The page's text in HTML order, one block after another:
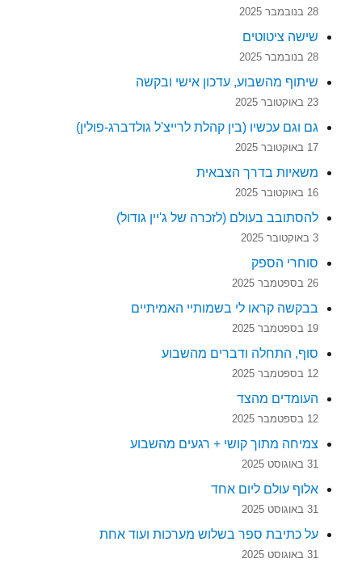
28 בנובמבר 2025
שישה ציטוטים
28 בנובמבר 2025
שיתוף מהשבוע, עדכון אישי ובקשה
23 באוקטובר 2025
גם וגם עכשיו (בין קהלת לרייצ'ל גולדברג-פולין)
17 באוקטובר 2025
משאיות בדרך הצבאית
16 באוקטובר 2025
להסתובב בעולם (לזכרה של ג'יין גודול)
3 באוקטובר 2025
סוחרי הספק
26 בספטמבר 2025
בבקשה קראו לי בשמותיי האמיתיים
19 בספטמבר 2025
סוף, התחלה ודברים מהשבוע
12 בספטמבר 2025
העומדים מהצד
12 בספטמבר 2025
צמיחה מתוך קושי + רגעים מהשבוע
31 באוגוסט 2025
אלוף עולם ליום אחד
31 באוגוסט 2025
על כתיבת ספר בשלוש מערכות ועוד אחת
31 באוגוסט 2025